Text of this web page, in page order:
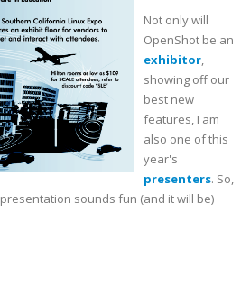
Not only will
OpenShot be an
exhibitor,
showing off our
best new
features, I am
also one of this
year's
presenters. So,
presentation sounds fun (and it will be)